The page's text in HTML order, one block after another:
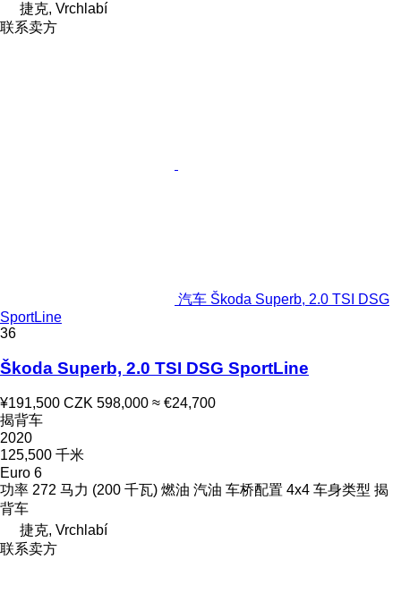
捷克, Vrchlabí
联系卖方
汽车 Škoda Superb, 2.0 TSI DSG
SportLine
36
Škoda Superb, 2.0 TSI DSG SportLine
¥191,500 CZK 598,000 ≈ €24,700
揭背车
2020
125,500 千米
Euro 6
功率 272 马力 (200 千瓦) 燃油 汽油 车桥配置 4x4 车身类型 揭
背车
捷克, Vrchlabí
联系卖方